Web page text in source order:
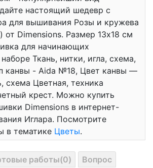
настоящий шедевр с
для вышивания Розы и кружева
от Dimensions. Размер 13x18 см
для начинающих
Ткань, нитки, игла, схема,
канвы - Aida №18, Цвет канвы —
схема Цветная, техника
крест. Можно купить
Dimensions в интернет-
Иглара. Посмотрите
в тематике Цветы.
работы(0)
Вопрос